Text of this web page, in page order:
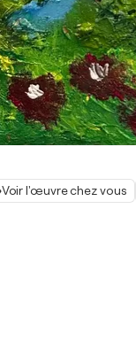
Voir l'œuvre chez vous